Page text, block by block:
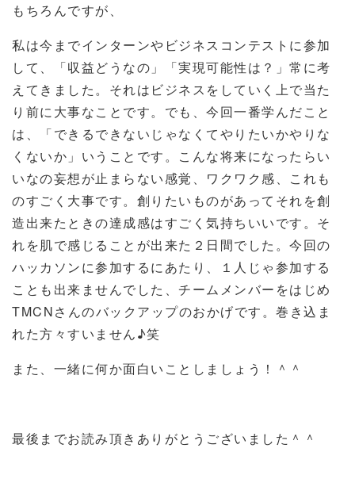
もちろんですが、
私は今までインターンやビジネスコンテストに参加
して、「収益どうなの」「実現可能性は？」常に考
えてきました。それはビジネスをしていく上で当た
り前に大事なことです。でも、今回一番学んだこと
は、「できるできないじゃなくてやりたいかやりな
くないか」いうことです。こんな将来になったらい
いなの妄想が止まらない感覚、ワクワク感、これも
のすごく大事です。創りたいものがあってそれを創
造出来たときの達成感はすごく気持ちいいです。そ
れを肌で感じることが出来た２日間でした。今回の
ハッカソンに参加するにあたり、１人じゃ参加する
ことも出来ませんでした、チームメンバーをはじめ
TMCNさんのバックアップのおかげです。巻き込ま
れた方々すいません♪笑
また、一緒に何か面白いことしましょう！＾＾
最後までお読み頂きありがとうございました＾＾